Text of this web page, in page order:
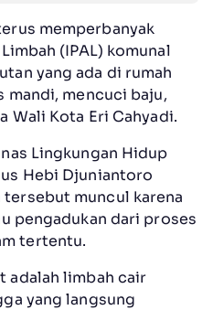
memperbanyak
(IPAL) komunal
yang ada di rumah
mandi, mencuci baju,
Wali Kota Eri Cahyadi.
Lingkungan Hidup
Hebi Djuniantoro
tersebut muncul karena
pengadukan dari proses
tertentu.
adalah limbah cair
yang langsung